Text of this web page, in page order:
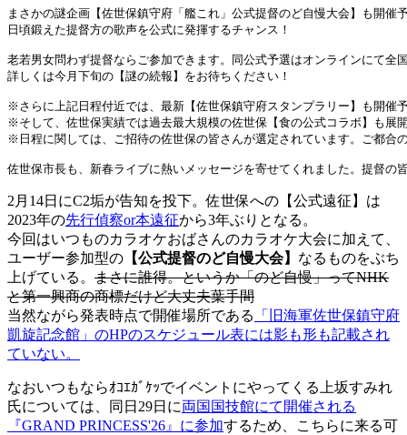
まさかの謎企画【佐世保鎮守府「艦これ」公式提督のど自慢大会】も開催
日頃鍛えた提督方の歌声を公式に発揮するチャンス！
老若男女問わず提督ならご参加できます。同公式予選はオンラインにて
詳しくは今月下旬の【謎の続報】をお待ちください！
※さらに上記日程付近では、最新【佐世保鎮守府スタンプラリー】も開催
※そして、佐世保実績では過去最大規模の佐世保【食の公式コラボ】も展
※日程に関しては、ご招待の佐世保の皆さんが選定されています。ご都
2月14日にC2垢が告知を投下。佐世保への【公式遠征】は
2023年の先行偵察or本遠征から3年ぶりとなる。
今回はいつものカラオケおばさんのカラオケ大会に加えて、
ユーザー参加型の 【公式提督のど自慢大会】 なるものをぶち
上げている。 まさに誰得。というか「のど自慢」ってNHK
と第一興商の商標だけど大丈夫葉手間
当然ながら発表時点で開催場所である
「旧海軍佐世保鎮守府
凱旋記念館」のHPのスケジュール表には影も形も記載され
ていない。
なおいつもならｵｺｴｶﾞｹｯでイベントにやってくる上坂すみれ
氏については、同日29日に両国国技館にて開催される
『GRAND PRINCESS'26』に参加するため、こちらに来る可